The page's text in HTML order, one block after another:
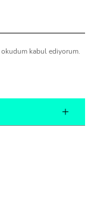
kabul ediyorum.